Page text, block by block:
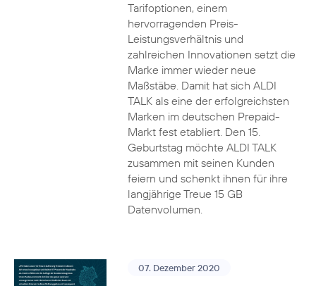
Tarifoptionen, einem
hervorragenden Preis-
Leistungsverhältnis und
zahlreichen Innovationen setzt die
Marke immer wieder neue
Maßstäbe. Damit hat sich ALDI
TALK als eine der erfolgreichsten
Marken im deutschen Prepaid-
Markt fest etabliert. Den 15.
Geburtstag möchte ALDI TALK
zusammen mit seinen Kunden
feiern und schenkt ihnen für ihre
langjährige Treue 15 GB
Datenvolumen.
07. Dezember 2020